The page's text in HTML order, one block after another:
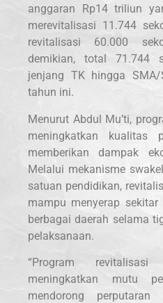
anggaran Rp14 triliun
merevitalisasi 11.744
revitalisasi 60.000
demikian, total 71.744
jenjang TK hingga
tahun ini.
Menurut Abdul Mu’ti,
meningkatkan kualitas
memberikan dampak
Melalui mekanisme
satuan pendidikan,
mampu menyerap
berbagai daerah selama
pelaksanaan.
“Program
meningkatkan mutu
mendorong